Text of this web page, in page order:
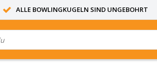
ALLE BOWLINGKUGELN SIND UNGEBOHRT